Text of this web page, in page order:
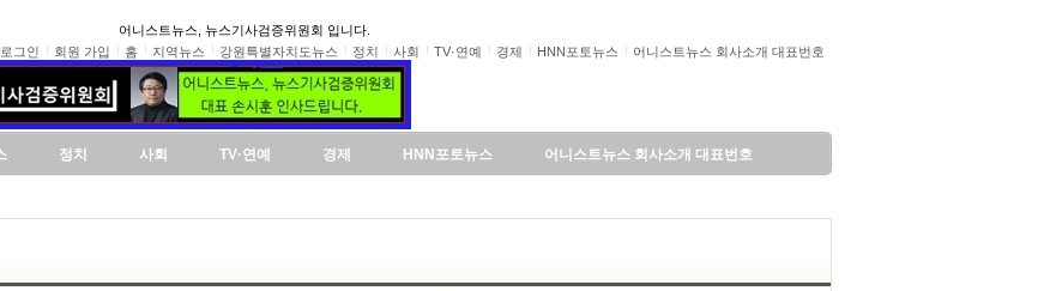
어니스트뉴스, 뉴스기사검증위원회 입니다.
로그인
회원 가입 홈 지역뉴스 강원특별자치도뉴스 정치 사회 TV·연예 경제 HNN포토뉴스 어니스트뉴스 회사소개 대표번호
정치 사회 TV·연예 경제 HNN포토뉴스 어니스트뉴스 회사소개 대표번호